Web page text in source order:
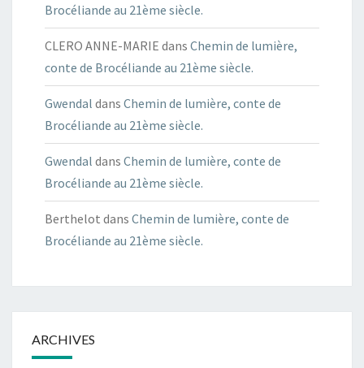
Brocéliande au 21ème siècle.
CLERO ANNE-MARIE dans Chemin de lumière,
conte de Brocéliande au 21ème siècle.
Gwendal dans Chemin de lumière, conte de
Brocéliande au 21ème siècle.
Gwendal dans Chemin de lumière, conte de
Brocéliande au 21ème siècle.
Berthelot dans Chemin de lumière, conte de
Brocéliande au 21ème siècle.
ARCHIVES